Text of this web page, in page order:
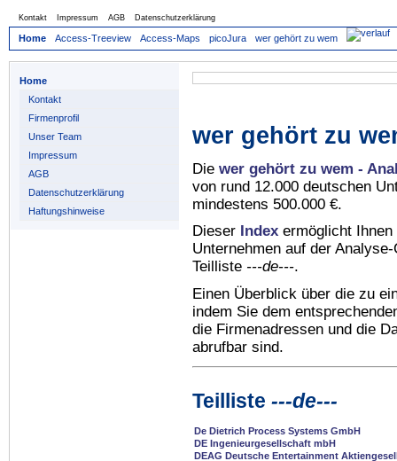
Kontakt Impressum AGB Datenschutzerklärung
Home Access-Treeview Access-Maps picoJura wer gehört zu wem
Home
Kontakt
Firmenprofil
Unser Team
Impressum
AGB
Datenschutzerklärung
Haftungshinweise
wer gehört zu
Die wer gehört zu wem -
von rund 12.000 deutschen
mindestens 500.000 €.
Dieser Index ermöglicht
Unternehmen auf der
Teilliste ---de---.
Einen Überblick über die zu
indem Sie dem
die Firmenadressen und die
abrufbar sind.
Teilliste ---de---
De Dietrich Process Systems GmbH
DE Ingenieurgesellschaft mbH
DEAG Deutsche Entertainment